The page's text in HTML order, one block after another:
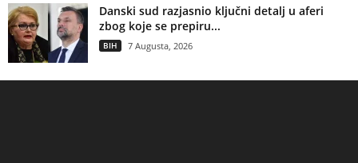
Danski sud razjasnio ključni detalj u aferi
zbog koje se prepiru...
BIH 7 Augusta, 2026